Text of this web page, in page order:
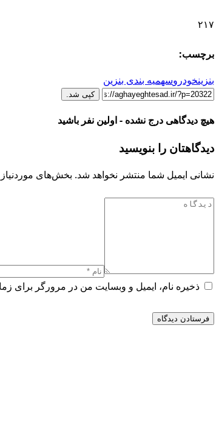
۲۱۷
برچسب:
بنزینخودروسهمیه بندی بنزین
کپی شد.
هیچ دیدگاهی درج نشده - اولین نفر باشید
دیدگاهتان را بنویسید
نشانی ایمیل شما منتشر نخواهد شد. بخش‌های
ذخیره نام، ایمیل و وبسایت من در مرورگر برای